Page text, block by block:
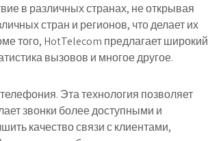
в различных странах, не открывая
стран и регионов, что делает их
того, HotTelecom предлагает широкий
вызовов и многое другое.
Эта технология позволяет
звонки более доступными и
качество связи с клиентами,